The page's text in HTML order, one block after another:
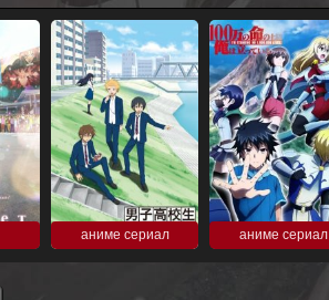
аниме сериал аниме сериал